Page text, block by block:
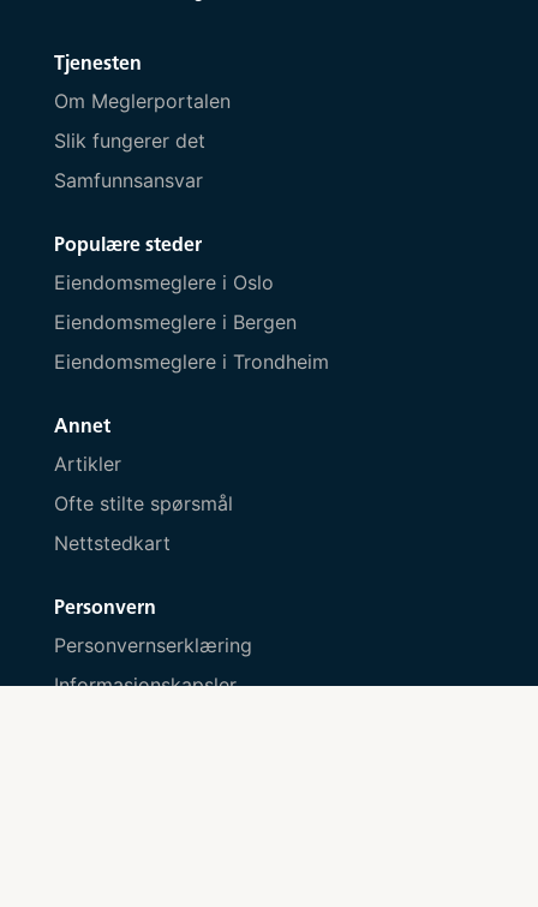
Tjenesten
Om Meglerportalen
Slik fungerer det
Samfunnsansvar
Populære steder
Eiendomsmeglere i Oslo
Eiendomsmeglere i Bergen
Eiendomsmeglere i Trondheim
Annet
Artikler
Ofte stilte spørsmål
Nettstedkart
Personvern
Personvernserklæring
Informasjonskapsler